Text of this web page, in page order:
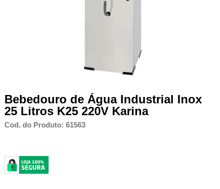
Bebedouro de Água Industrial Inox
25 Litros K25 220V Karina
Cod. do Produto: 61563